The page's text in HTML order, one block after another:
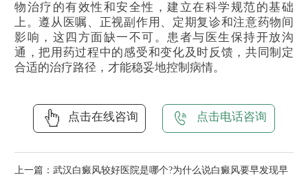
物治疗的有效性和安全性，建立在科学规范的基础
上。遵从医嘱、正视副作用、定期复诊和注意药物间
影响，这四方面缺一不可。患者与医生保持开放沟
通，把用药过程中的感受和变化及时反馈，共同制定
合适的治疗路径，才能稳妥地控制病情。
点击在线咨询 点击电话咨询
上一篇： 武汉白癜风较好医院是哪个?为什么说白癜风要早发现早